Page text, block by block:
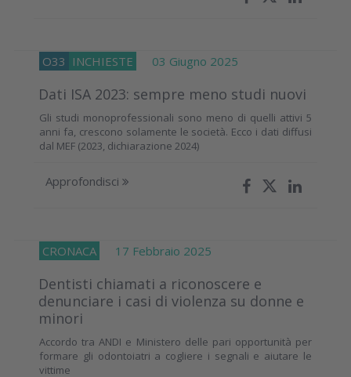
O33 INCHIESTE 03 Giugno 2025
Dati ISA 2023: sempre meno studi nuovi
Gli studi monoprofessionali sono meno di quelli attivi 5
anni fa, crescono solamente le società. Ecco i dati diffusi
dal MEF (2023, dichiarazione 2024)
Approfondisci
CRONACA 17 Febbraio 2025
Dentisti chiamati a riconoscere e
denunciare i casi di violenza su donne e
minori
Accordo tra ANDI e Ministero delle pari opportunità per
formare gli odontoiatri a cogliere i segnali e aiutare le
vittime